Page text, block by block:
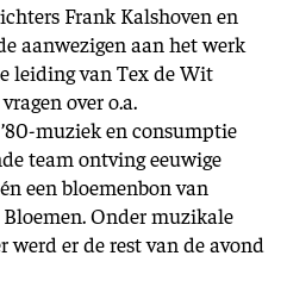
Frank Kalshoven en
aanwezigen aan het werk
leiding van Tex de Wit
over o.a.
muziek en consumptie
team ontving eeuwige
een bloemenbon van
Onder muzikale
werd er de rest van de avond